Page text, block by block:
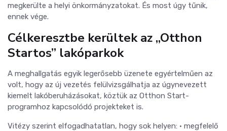
megkerülte a helyi önkormányzatokat. És most úgy tűnik,
ennek vége.
Célkeresztbe kerültek az „Otthon
Startos” lakóparkok
A meghallgatás egyik legerősebb üzenete egyértelműen az
volt, hogy az új vezetés felülvizsgálhatja az úgynevezett
kiemelt lakóberuházásokat, köztük az Otthon Start-
programhoz kapcsolódó projekteket is.
Vitézy szerint elfogadhatatlan, hogy sok helyen: • megfelelő